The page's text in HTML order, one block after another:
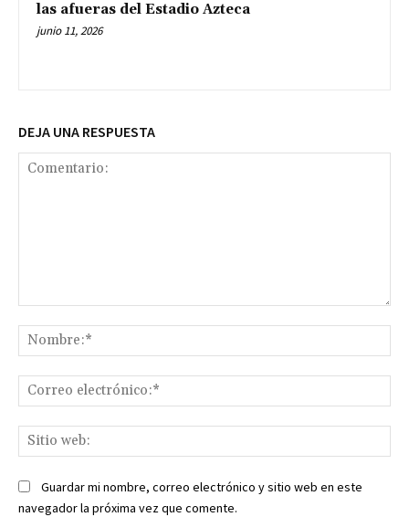
las afueras del Estadio Azteca
junio 11, 2026
DEJA UNA RESPUESTA
Guardar mi nombre, correo electrónico y sitio web en este
navegador la próxima vez que comente.